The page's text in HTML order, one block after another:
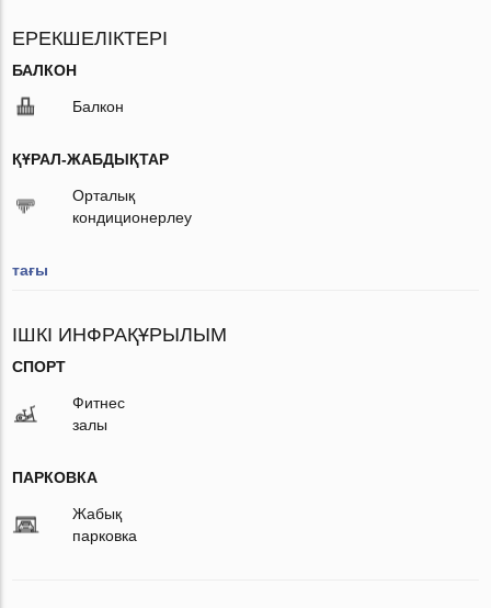
ЕРЕКШЕЛІКТЕРІ
БАЛКОН
Балкон
ҚҰРАЛ-ЖАБДЫҚТАР
Орталық
кондиционерлеу
тағы
ІШКІ ИНФРАҚҰРЫЛЫМ
СПОРТ
Фитнес
залы
ПАРКОВКА
Жабық
парковка